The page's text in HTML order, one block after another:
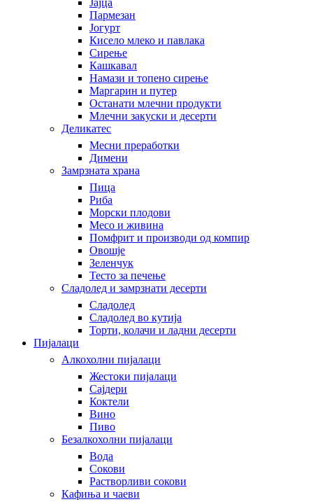
Јајца
Пармезан
Јогурт
Кисело млеко и павлака
Сирење
Кашкавал
Намази и топено сирење
Маргарин и путер
Останати млечни продукти
Млечни закуски и десерти
Деликатес
Месни преработки
Димени
Замрзната храна
Пица
Риба
Морски плодови
Месо и живина
Помфрит и производи од компир
Овошје
Зеленчук
Тесто за печење
Сладолед и замрзнати десерти
Сладолед
Сладолед во кутија
Торти, колачи и ладни десерти
Пијалаци
Алкохолни пијалаци
Жестоки пијалаци
Сајдери
Коктели
Вино
Пиво
Безалкохолни пијалаци
Вода
Сокови
Растворливи сокови
Кафиња и чаеви